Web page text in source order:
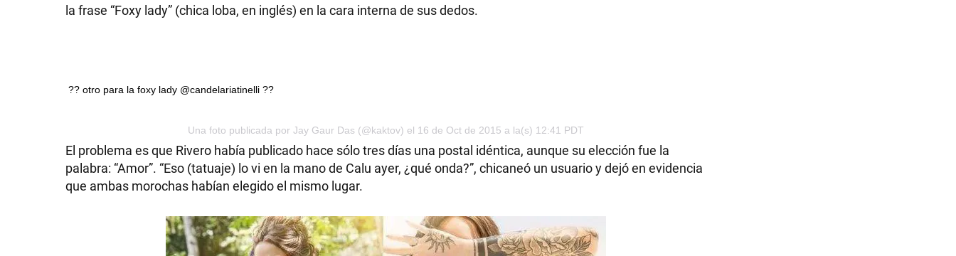
la frase “Foxy lady” (chica loba, en inglés) en la cara interna de sus dedos.
?? otro para la foxy lady @candelariatinelli ??
Una foto publicada por Jay Gaur Das (@kaktov) el 16 de Oct de 2015 a la(s) 12:41 PDT
El problema es que Rivero había publicado hace sólo tres días una postal idéntica, aunque su elección fue la
palabra: “Amor”. “Eso (tatuaje) lo vi en la mano de Calu ayer, ¿qué onda?”, chicaneó un usuario y dejó en evidencia
que ambas morochas habían elegido el mismo lugar.